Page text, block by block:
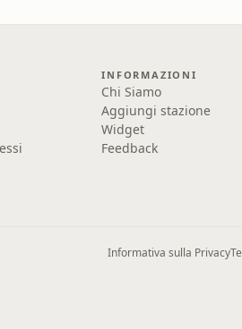
INFORMAZIONI
Chi Siamo
Aggiungi stazione
Widget
Feedback
Informativa sulla Privacy